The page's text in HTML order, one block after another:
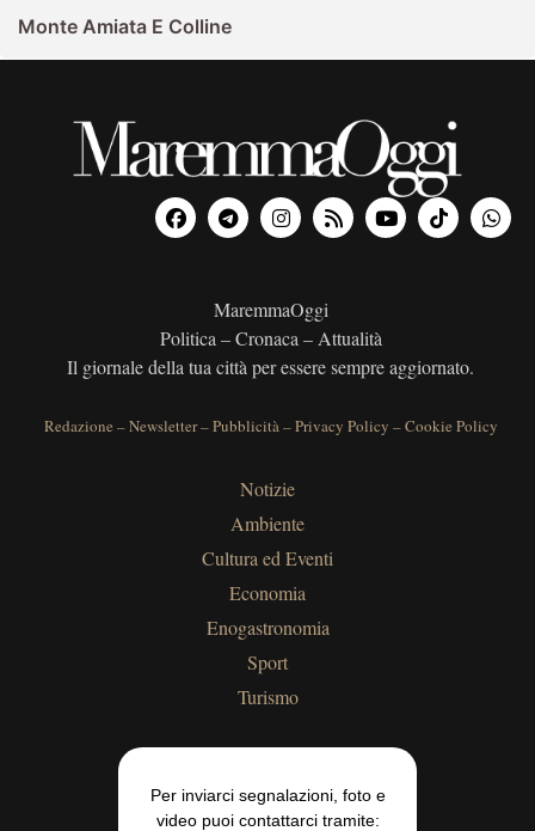
Monte Amiata E Colline
MaremmaOggi
Politica – Cronaca – Attualità
Il giornale della tua città per essere sempre aggiornato.
Redazione –Newsletter–Pubblicità–Privacy Policy –Cookie Policy
Notizie
Ambiente
Cultura ed Eventi
Economia
Enogastronomia
Sport
Turismo
Per inviarci segnalazioni, foto e
video puoi contattarci tramite: